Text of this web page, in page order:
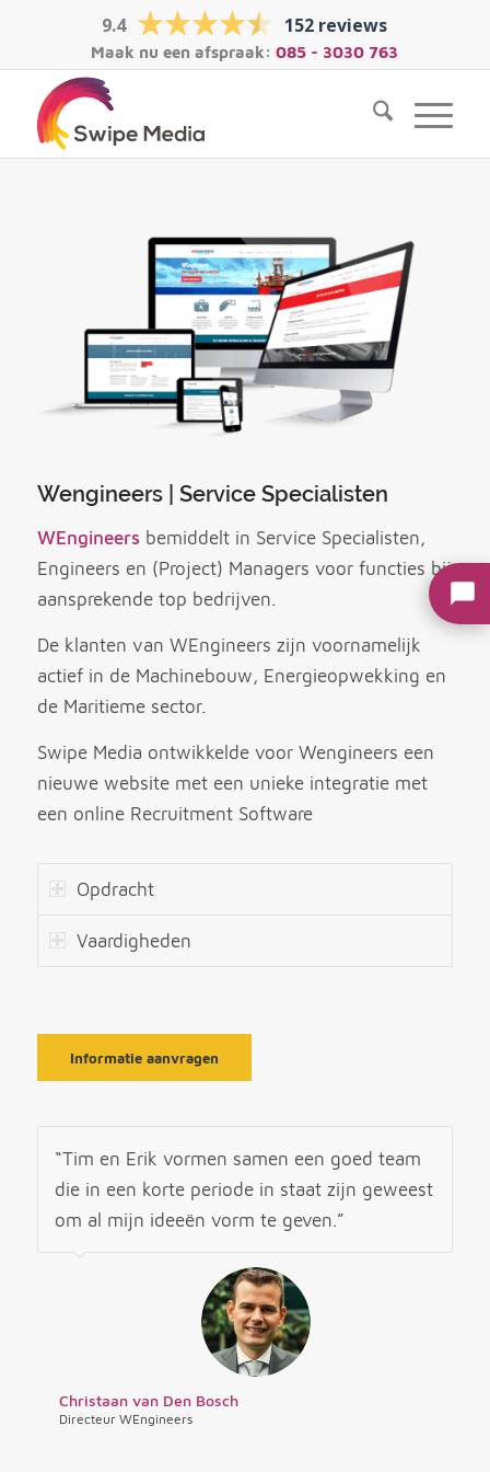
9.4 152 reviews
Maak nu een afspraak:085 - 3030 763
Wengineers | Service Specialisten
WEngineers bemiddelt in Service Specialisten,
Engineers en (Project) Managers voor functies bij
aansprekende top bedrijven.
De klanten van WEngineers zijn voornamelijk
actief in de Machinebouw, Energieopwekking en
de Maritieme sector.
Swipe Media ontwikkelde voor Wengineers een
nieuwe website met een unieke integratie met
een online Recruitment Software
Opdracht
Vaardigheden
Informatie aanvragen
“Tim en Erik vormen samen een goed team
die in een korte periode in staat zijn geweest
om al mijn ideeën vorm te geven.”
Christaan van Den Bosch
Directeur WEngineers